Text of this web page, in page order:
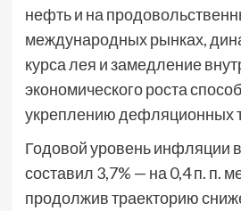
нефть и на
международных рынках,
курса лея и замедление
экономического роста
укреплению дефляционных
Годовой уровень инфляции
составил 3,7% — на 0,4 п. п.
продолжив траекторию